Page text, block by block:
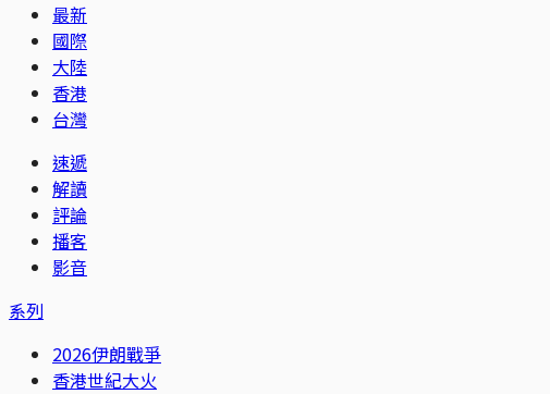
最新
國際
大陸
香港
台灣
速遞
解讀
評論
播客
影音
系列
2026伊朗戰爭
香港世紀大火